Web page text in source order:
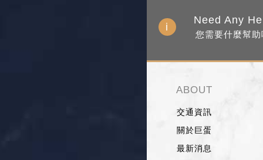
Need Any
您需要什麼幫
ABOUT
交通資訊
關於巨蛋
最新消息